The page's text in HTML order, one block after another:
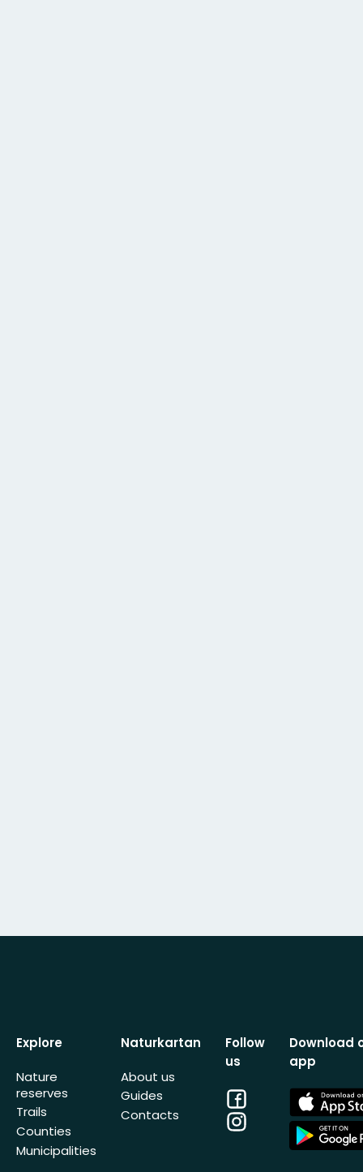
Explore
Nature
reserves
Trails
Counties
Municipalities
Naturkartan
About us
Guides
Contacts
Follow
us
Facebook
Instagram
Download
app
App
Store
App
Store